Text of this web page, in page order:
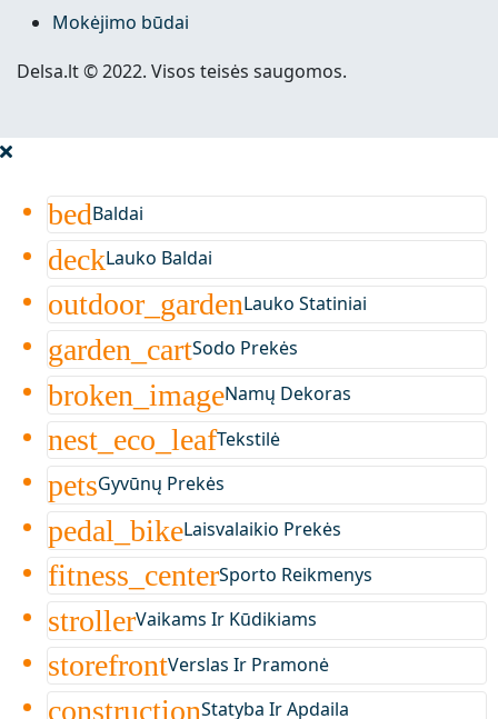
Mokėjimo būdai
Delsa.lt © 2022. Visos teisės saugomos.
bedBaldai
deckLauko Baldai
outdoor_gardenLauko Statiniai
garden_cartSodo Prekės
broken_imageNamų Dekoras
nest_eco_leafTekstilė
petsGyvūnų Prekės
pedal_bikeLaisvalaikio Prekės
fitness_centerSporto Reikmenys
strollerVaikams Ir Kūdikiams
storefrontVerslas Ir Pramonė
constructionStatyba Ir Apdaila